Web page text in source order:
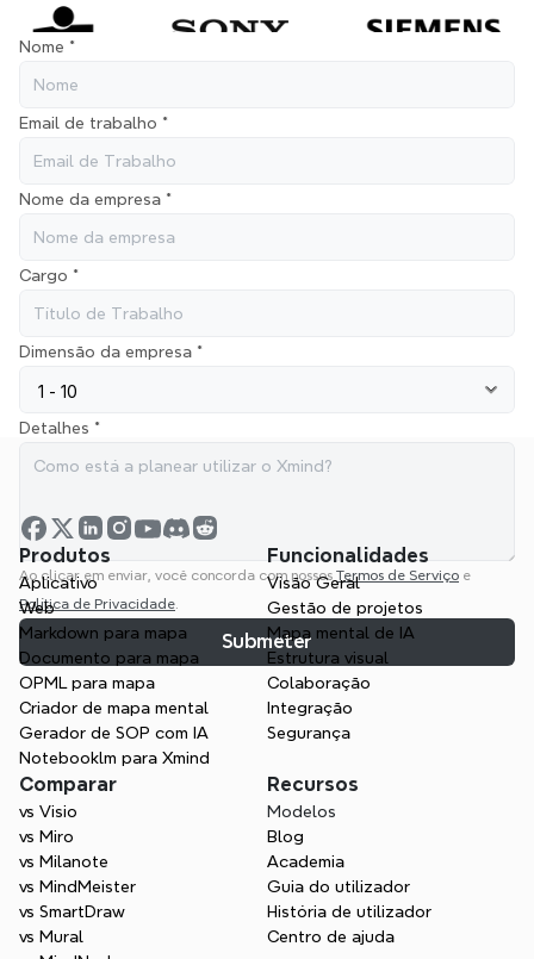
Nome *
Email de trabalho *
Nome da empresa *
Cargo *
Dimensão da empresa *
Detalhes *
Ao clicar em enviar, você concorda com nossos Termos de Serviço
Política de Privacidade
Submeter
Produtos
Aplicativo
Web
Markdown para mapa
Documento para mapa
OPML para mapa
Criador de mapa mental
Gerador de SOP com IA
Notebooklm para Xmind
Funcionalidades
Visão Geral
Gestão de projetos
Mapa mental de IA
Estrutura visual
Colaboração
Integração
Segurança
Comparar
vs Visio
vs Miro
vs Milanote
vs MindMeister
vs SmartDraw
vs Mural
Recursos
Modelos
Blog
Academia
Guia do utilizador
História de utilizador
Centro de ajuda